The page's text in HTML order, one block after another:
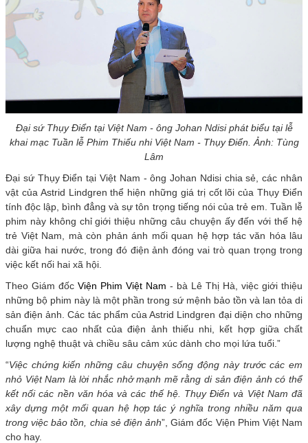
Đại sứ Thụy Điển tại Việt Nam - ông Johan Ndisi phát biểu tại lễ
khai mạc Tuần lễ Phim Thiếu nhi Việt Nam - Thụy Điển. Ảnh: Tùng
Lâm
Đại sứ Thụy Điển tại Việt Nam - ông Johan Ndisi chia sẻ, các nhân
vật của Astrid Lindgren thể hiện những giá trị cốt lõi của Thụy Điển
tính độc lập, bình đẳng và sự tôn trọng tiếng nói của trẻ em. Tuần lễ
phim này không chỉ giới thiệu những câu chuyện ấy đến với thế hệ
trẻ Việt Nam, mà còn phản ánh mối quan hệ hợp tác văn hóa lâu
dài giữa hai nước, trong đó điện ảnh đóng vai trò quan trọng trong
việc kết nối hai xã hội.
Theo Giám đốc Viện Phim Việt Nam - bà Lê Thị Hà, việc giới thiệu
những bộ phim này là một phần trong sứ mệnh bảo tồn và lan tỏa di
sản điện ảnh. Các tác phẩm của Astrid Lindgren đại diện cho những
chuẩn mực cao nhất của điện ảnh thiếu nhi, kết hợp giữa chất
lượng nghệ thuật và chiều sâu cảm xúc dành cho mọi lứa tuổi.”
“Việc chứng kiến những câu chuyện sống động này trước các em
nhỏ Việt Nam là lời nhắc nhở mạnh mẽ rằng di sản điện ảnh có thể
kết nối các nền văn hóa và các thế hệ. Thụy Điển và Việt Nam đã
xây dựng một mối quan hệ hợp tác ý nghĩa trong nhiều năm qua
trong việc bảo tồn, chia sẻ điệnảnh”, Giám đốc Viện Phim Việt Nam
cho hay.